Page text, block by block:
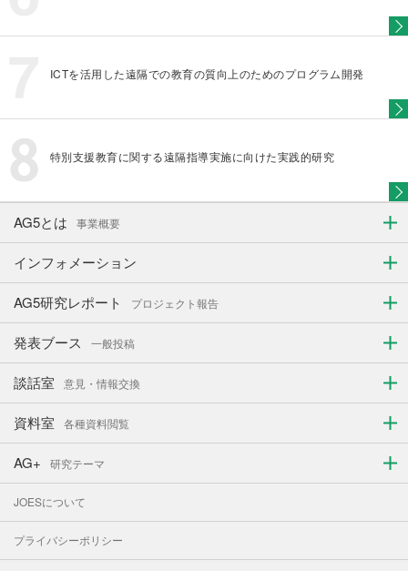
ICTを活用した遠隔での教育の質向上のためのプログラム開発
特別支援教育に関する遠隔指導実施に向けた実践的研究
AG5とは 事業概要
インフォメーション
AG5研究レポート プロジェクト報告
発表ブース 一般投稿
談話室 意見・情報交換
資料室 各種資料閲覧
AG+ 研究テーマ
JOESについて
プライバシーポリシー